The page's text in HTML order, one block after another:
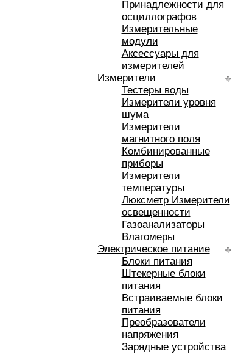
Принадлежности для
осциллографов
Измерительные
модули
Аксессуары для
измерителей
Измерители
Тестеры воды
Измерители уровня
шума
Измерители
магнитного поля
Комбинированные
приборы
Измерители
температуры
Люксметр Измерители
освещенности
Газоанализаторы
Влагомеры
Электрическое питание
Блоки питания
Штекерные блоки
питания
Встраиваемые блоки
питания
Преобразователи
напряжения
Зарядные устройства